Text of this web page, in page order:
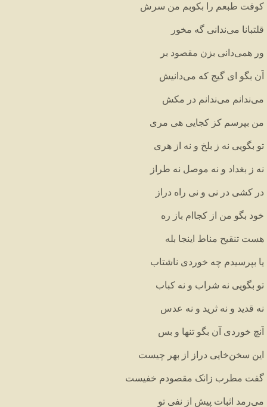
کوفت طبعم را بکوبم من سرش
قلتبانا میندانی گه مخور
ور همیدانی بزن مقصود بر
آن بگو ای گیج که میدانیش
میندانم میندانم در مکش
من بپرسم کز کجایی هی مری
تو بگویی نه ز بلخ و نه از هری
نه ز بغداد و نه موصل نه طراز
در کشی در نی و نی راه دراز
خود بگو من از کجاام باز ره
هست تنقیح مناط اینجا بله
یا بپرسیدم چه خوردی ناشتاب
تو بگویی نه شراب و نه کباب
نه قدید و نه ثرید و نه عدس
آنچ خوردی آن بگو تنها و بس
این سخنخایی دراز از بهر چیست
گفت مطرب زانک مقصودم خفیست
میرمد اثبات پیش از نفی تو